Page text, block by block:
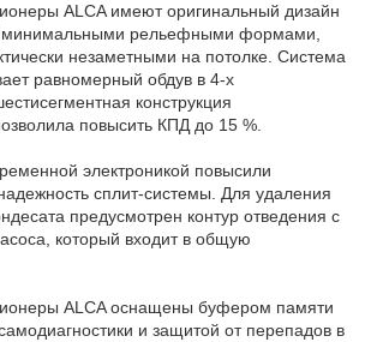
ALCA имеют оригинальный дизайн
минимальными рельефными формами,
незаметными на потолке. Система
равномерный обдув в 4-х
конструкция
повысить КПД до 15 %.
электроникой повысили
сплит-системы. Для удаления
предусмотрен контур отведения с
который входит в общую
ALCA оснащены буфером памяти
и защитой от перепадов в